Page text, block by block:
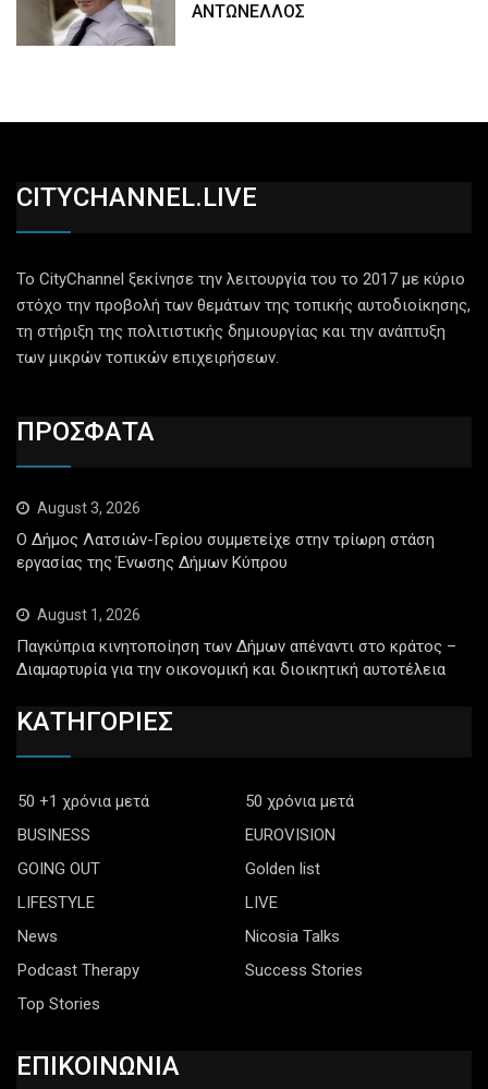
ΑΝΤΩΝΕΛΛΟΣ
CITYCHANNEL.LIVE
Το CityChannel ξεκίνησε την λειτουργία του το 2017 με κύριο
στόχο την προβολή των θεμάτων της τοπικής αυτοδιοίκησης,
τη στήριξη της πολιτιστικής δημιουργίας και την ανάπτυξη
των μικρών τοπικών επιχειρήσεων.
ΠΡΟΣΦΑΤΑ
August 3, 2026
Ο Δήμος Λατσιών-Γερίου συμμετείχε στην τρίωρη στάση
εργασίας της Ένωσης Δήμων Κύπρου
August 1, 2026
Παγκύπρια κινητοποίηση των Δήμων απέναντι στο κράτος –
Διαμαρτυρία για την οικονομική και διοικητική αυτοτέλεια
ΚΑΤΗΓΟΡΙΕΣ
50 +1 χρόνια μετά
50 χρόνια μετά
BUSINESS
EUROVISION
GOING OUT
Golden list
LIFESTYLE
LIVE
News
Nicosia Talks
Podcast Therapy
Success Stories
Top Stories
ΕΠΙΚΟΙΝΩΝΙΑ